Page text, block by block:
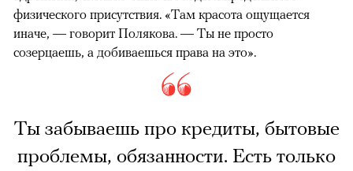
физического присутствия. «Там красота ощущается
иначе, — говорит Полякова. — Ты не просто
созерцаешь, а добиваешься права на это».
Ты забываешь про кредиты, бытовые
проблемы, обязанности. Есть только